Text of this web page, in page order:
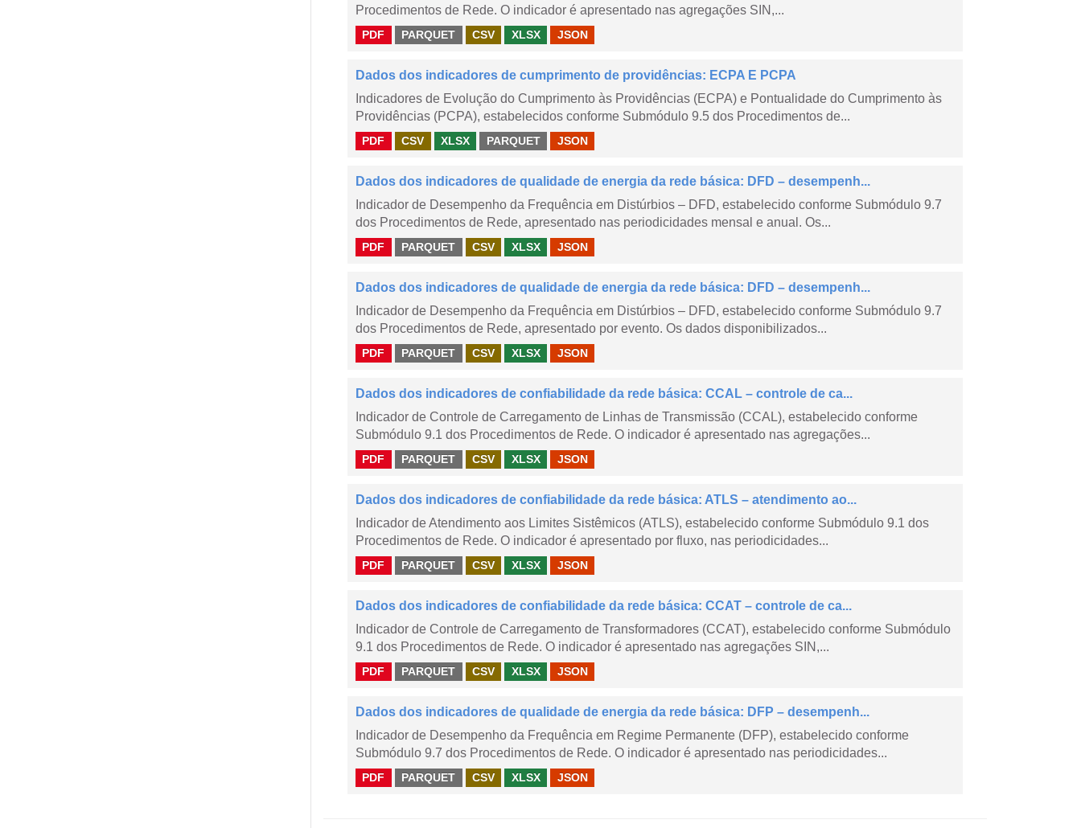
Procedimentos de Rede. O indicador é apresentado nas agregações SIN,...
PDF PARQUET CSV XLSX JSON
Dados dos indicadores de cumprimento de providências: ECPA E PCPA
Indicadores de Evolução do Cumprimento às Providências (ECPA) e Pontualidade do Cumprimento às
Providências (PCPA), estabelecidos conforme Submódulo 9.5 dos Procedimentos de...
PDF CSV XLSX PARQUET JSON
Dados dos indicadores de qualidade de energia da rede básica: DFD – desempenh...
Indicador de Desempenho da Frequência em Distúrbios – DFD, estabelecido conforme Submódulo 9.7
dos Procedimentos de Rede, apresentado nas periodicidades mensal e anual. Os...
PDF PARQUET CSV XLSX JSON
Dados dos indicadores de qualidade de energia da rede básica: DFD – desempenh...
Indicador de Desempenho da Frequência em Distúrbios – DFD, estabelecido conforme Submódulo 9.7
dos Procedimentos de Rede, apresentado por evento. Os dados disponibilizados...
PDF PARQUET CSV XLSX JSON
Dados dos indicadores de confiabilidade da rede básica: CCAL – controle de ca...
Indicador de Controle de Carregamento de Linhas de Transmissão (CCAL), estabelecido conforme
Submódulo 9.1 dos Procedimentos de Rede. O indicador é apresentado nas agregações...
PDF PARQUET CSV XLSX JSON
Dados dos indicadores de confiabilidade da rede básica: ATLS – atendimento ao...
Indicador de Atendimento aos Limites Sistêmicos (ATLS), estabelecido conforme Submódulo 9.1 dos
Procedimentos de Rede. O indicador é apresentado por fluxo, nas periodicidades...
PDF PARQUET CSV XLSX JSON
Dados dos indicadores de confiabilidade da rede básica: CCAT – controle de ca...
Indicador de Controle de Carregamento de Transformadores (CCAT), estabelecido conforme Submódulo
9.1 dos Procedimentos de Rede. O indicador é apresentado nas agregações SIN,...
PDF PARQUET CSV XLSX JSON
Dados dos indicadores de qualidade de energia da rede básica: DFP – desempenh...
Indicador de Desempenho da Frequência em Regime Permanente (DFP), estabelecido conforme
Submódulo 9.7 dos Procedimentos de Rede. O indicador é apresentado nas periodicidades...
PDF PARQUET CSV XLSX JSON